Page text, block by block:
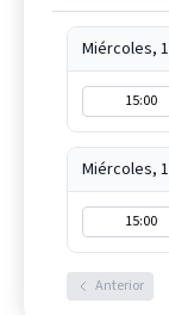
Miércoles,
15:00
Miércoles,
15:00
Anterior